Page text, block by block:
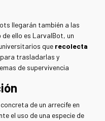
llegarán también a las
ello es LarvalBot, un
que recolecta
trasladarlas y
de supervivencia
de un arrecife en
el uso de una especie de